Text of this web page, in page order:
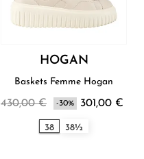
HOGAN
Baskets Femme Hogan
430,00 € -30% 301,00 €
38 38½